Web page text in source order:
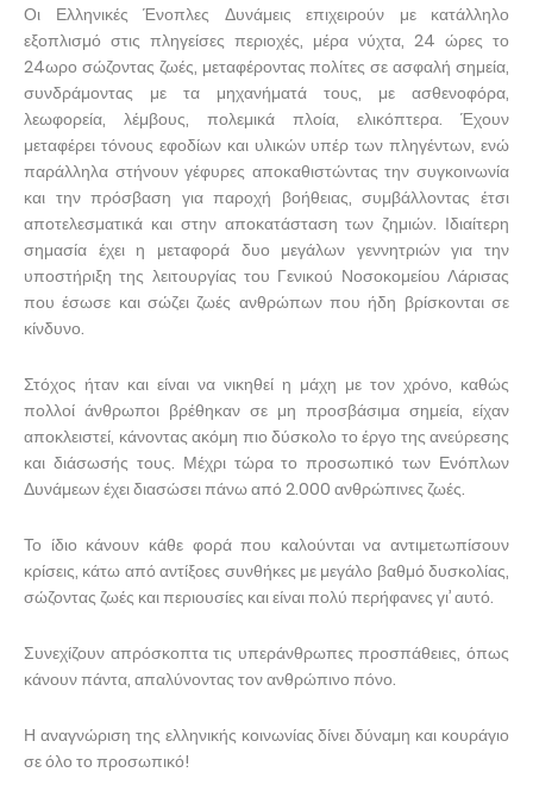
Οι Ελληνικές Ένοπλες Δυνάμεις επιχειρούν με κατάλληλο
εξοπλισμό στις πληγείσες περιοχές, μέρα νύχτα, 24 ώρες το
24ωρο σώζοντας ζωές, μεταφέροντας πολίτες σε ασφαλή σημεία,
συνδράμοντας με τα μηχανήματά τους, με ασθενοφόρα,
λεωφορεία, λέμβους, πολεμικά πλοία, ελικόπτερα. Έχουν
μεταφέρει τόνους εφοδίων και υλικών υπέρ των πληγέντων, ενώ
παράλληλα στήνουν γέφυρες αποκαθιστώντας την συγκοινωνία
και την πρόσβαση για παροχή βοήθειας, συμβάλλοντας έτσι
αποτελεσματικά και στην αποκατάσταση των ζημιών. Ιδιαίτερη
σημασία έχει η μεταφορά δυο μεγάλων γεννητριών για την
υποστήριξη της λειτουργίας του Γενικού Νοσοκομείου Λάρισας
που έσωσε και σώζει ζωές ανθρώπων που ήδη βρίσκονται σε
κίνδυνο.
Στόχος ήταν και είναι να νικηθεί η μάχη με τον χρόνο, καθώς
πολλοί άνθρωποι βρέθηκαν σε μη προσβάσιμα σημεία, είχαν
αποκλειστεί, κάνοντας ακόμη πιο δύσκολο το έργο της ανεύρεσης
και διάσωσής τους. Μέχρι τώρα το προσωπικό των Ενόπλων
Δυνάμεων έχει διασώσει πάνω από 2.000 ανθρώπινες ζωές.
Το ίδιο κάνουν κάθε φορά που καλούνται να αντιμετωπίσουν
κρίσεις, κάτω από αντίξοες συνθήκες με μεγάλο βαθμό δυσκολίας,
σώζοντας ζωές και περιουσίες και είναι πολύ περήφανες γι’ αυτό.
Συνεχίζουν απρόσκοπτα τις υπεράνθρωπες προσπάθειες, όπως
κάνουν πάντα, απαλύνοντας τον ανθρώπινο πόνο.
Η αναγνώριση της ελληνικής κοινωνίας δίνει δύναμη και κουράγιο
σε όλο το προσωπικό!